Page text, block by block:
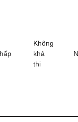
Không
khả
thi